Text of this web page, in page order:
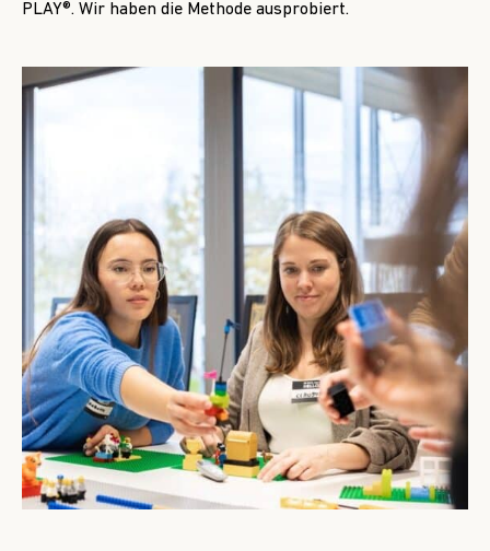
PLAY®. Wir haben die Methode ausprobiert.